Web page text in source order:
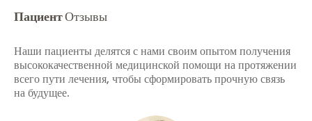
ПациентОтзывы
Наши пациенты делятся с нами своим опытом получения
высококачественной медицинской помощи на протяжении
всего пути лечения, чтобы сформировать прочную связь
на будущее.